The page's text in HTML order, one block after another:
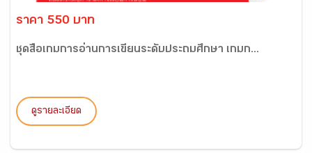
ราคา 550 บาท
ชุดสื่อเกมการอ่านการเขียนระดับประถมศึกษา เกมก...
ดูรายละเอียด